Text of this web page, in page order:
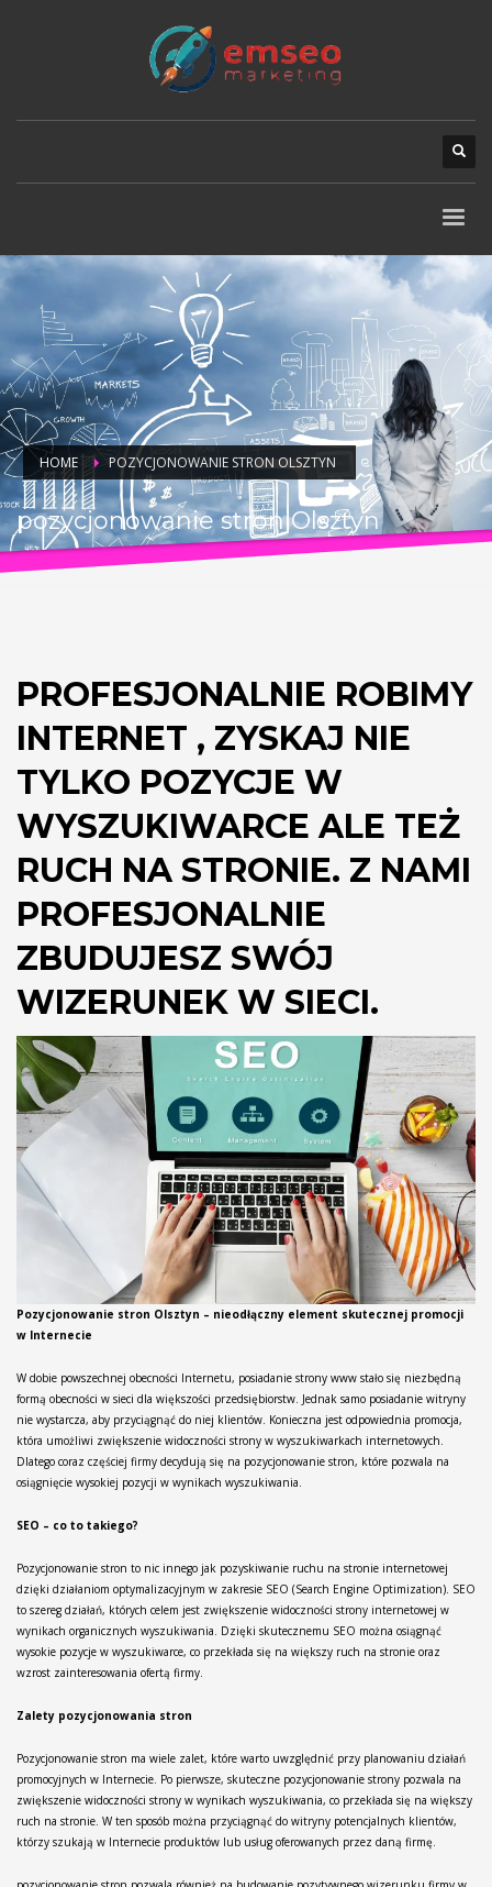
HOME POZYCJONOWANIE STRON OLSZTYN
pozycjonowanie stron Olsztyn
PROFESJONALNIE ROBIMY
INTERNET , ZYSKAJ NIE
TYLKO POZYCJE W
WYSZUKIWARCE ALE TEŻ
RUCH NA STRONIE. Z NAMI
PROFESJONALNIE
ZBUDUJESZ SWÓJ
WIZERUNEK W SIECI.
Pozycjonowanie stron Olsztyn – nieodłączny element skutecznej promocji
w Internecie
W dobie powszechnej obecności Internetu, posiadanie strony www stało się niezbędną
formą obecności w sieci dla większości przedsiębiorstw. Jednak samo posiadanie witryny
nie wystarcza, aby przyciągnąć do niej klientów. Konieczna jest odpowiednia promocja,
która umożliwi zwiększenie widoczności strony w wyszukiwarkach internetowych.
Dlatego coraz częściej firmy decydują się na pozycjonowanie stron, które pozwala na
osiągnięcie wysokiej pozycji w wynikach wyszukiwania.
SEO – co to takiego?
Pozycjonowanie stron to nic innego jak pozyskiwanie ruchu na stronie internetowej
dzięki działaniom optymalizacyjnym w zakresie SEO (Search Engine Optimization). SEO
to szereg działań, których celem jest zwiększenie widoczności strony internetowej w
wynikach organicznych wyszukiwania. Dzięki skutecznemu SEO można osiągnąć
wysokie pozycje w wyszukiwarce, co przekłada się na większy ruch na stronie oraz
wzrost zainteresowania ofertą firmy.
Zalety pozycjonowania stron
Pozycjonowanie stron ma wiele zalet, które warto uwzględnić przy planowaniu działań
promocyjnych w Internecie. Po pierwsze, skuteczne pozycjonowanie strony pozwala na
zwiększenie widoczności strony w wynikach wyszukiwania, co przekłada się na większy
ruch na stronie. W ten sposób można przyciągnąć do witryny potencjalnych klientów,
którzy szukają w Internecie produktów lub usług oferowanych przez daną firmę.